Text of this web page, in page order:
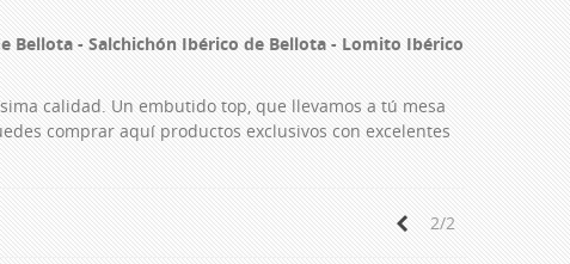
Bellota - Salchichón Ibérico de Bellota - Lomito Ibérico
calidad. Un embutido top, que llevamos a tú mesa
comprar aquí productos exclusivos con excelentes
Anterior
2/2